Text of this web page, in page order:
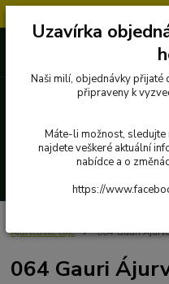
727 862 655, 737 283 505
Ájurvédské čaje
064 Gauri
064 Gauri
Uzavírka
Naši milí, objednávky
připraveny k
Máte-li možnost, sledujte
najdete veškeré aktuální
nabídce a o
https://